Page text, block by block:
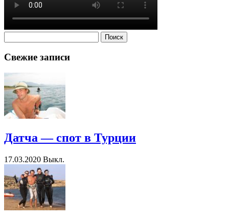
Свежие записи
Датча — спот в Турции
17.03.2020 Выкл.